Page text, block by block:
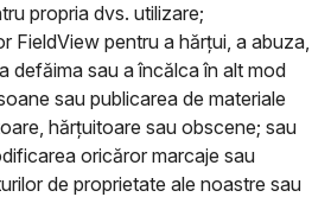
propria dvs. utilizare;
FieldView pentru a hărțui, a abuza,
defăima sau a încălca în alt mod
sau publicarea de materiale
hărțuitoare sau obscene; sau
oricăror marcaje sau
de proprietate ale noastre sau